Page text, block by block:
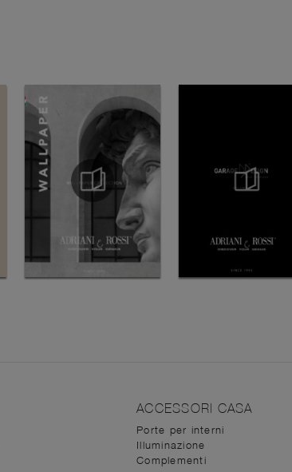
ACCESSORI CASA
Porte per interni
Illuminazione
Complementi